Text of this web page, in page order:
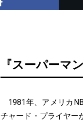
『スーパーマ
1981年、アメリカ
チャード・プライヤー